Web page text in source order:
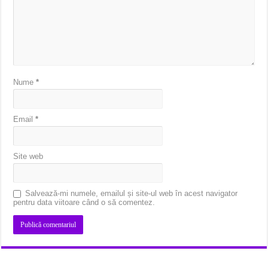
Nume*
Email*
Site web
Salvează-mi numele, emailul și site-ul web în acest navigator
pentru data viitoare când o să comentez.